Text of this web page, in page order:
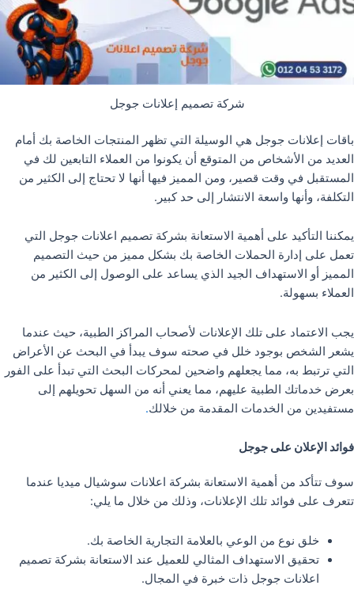
شركة تصميم إعلانات جوجل
باقات إعلانات جوجل هي الوسيلة التي تظهر المنتجات الخاصة بك أمام
العديد من الأشخاص من المتوقع أن يكونوا من العملاء التابعين لك في
المستقبل في وقت قصير، ومن المميز فيها أنها لا تحتاج إلى الكثير من
التكلفة، وأنها واسعة الانتشار إلى حد كبير.
يمكننا التأكيد على أهمية الاستعانة بشركة تصميم اعلانات جوجل التي
تعمل على إدارة الحملات الخاصة بك بشكل مميز من حيث التصميم
المميز أو الاستهداف الجيد الذي يساعد على الوصول إلى الكثير من
العملاء بسهولة.
يجب الاعتماد على تلك الإعلانات لأصحاب المراكز الطبية، حيث عندما
يشعر الشخص بوجود خلل في صحته سوف يبدأ في البحث عن الأعراض
التي ترتبط به، مما يجعلهم واضحين لمحركات البحث التي تبدأ على الفور
بعرض خدماتك الطبية عليهم، مما يعني أنه من السهل تحويلهم إلى
مستفيدين من الخدمات المقدمة من خلالك.
فوائد الإعلان على جوجل
سوف تتأكد من أهمية الاستعانة بشركة اعلانات سوشيال ميديا عندما
تتعرف على فوائد تلك الإعلانات، وذلك من خلال ما يلي:
خلق نوع من الوعي بالعلامة التجارية الخاصة بك.
تحقيق الاستهداف المثالي للعميل عند الاستعانة بشركة تصميم
اعلانات جوجل ذات خبرة في المجال.